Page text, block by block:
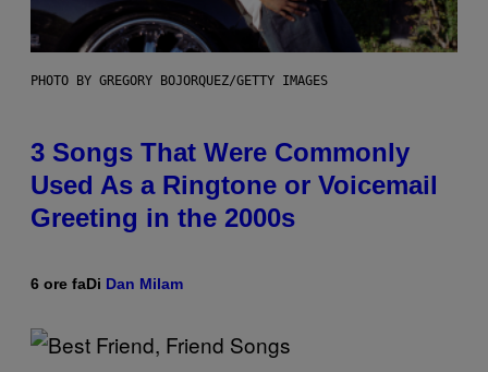
PHOTO BY GREGORY BOJORQUEZ/GETTY IMAGES
3 Songs That Were Commonly
Used As a Ringtone or Voicemail
Greeting in the 2000s
6 ore faDi Dan Milam